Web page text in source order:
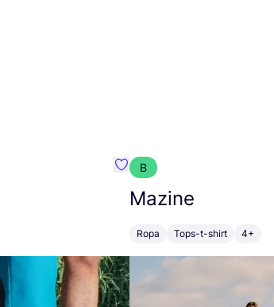
Favoritos {nombre}
B
Mazine
Ropa Tops-t-shirt 4+